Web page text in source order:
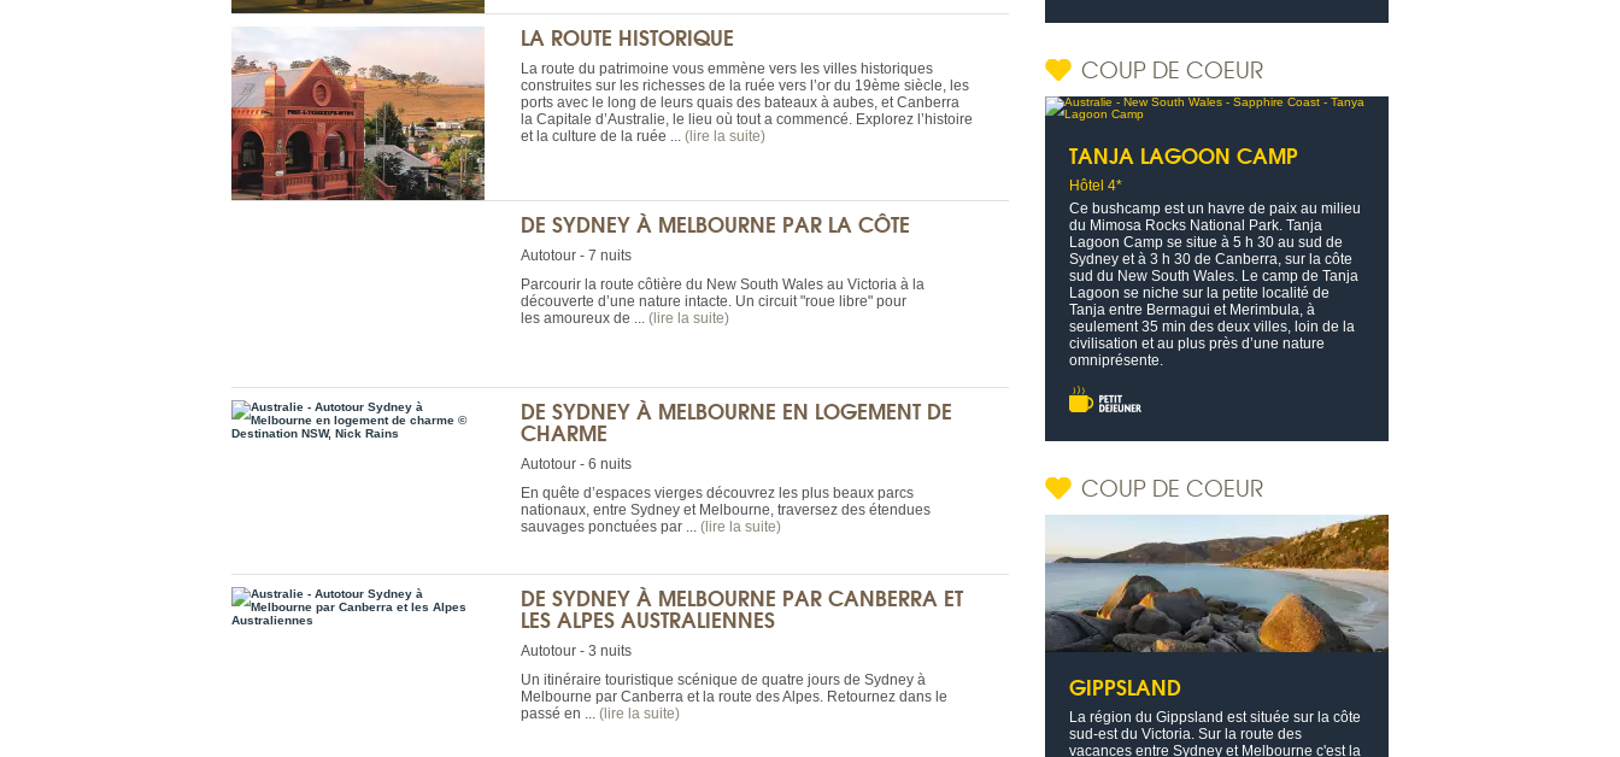
LA ROUTE HISTORIQUE
La route du patrimoine vous emmène vers les villes historiques
construites sur les richesses de la ruée vers l’or du 19ème siècle, les
ports avec le long de leurs quais des bateaux à aubes, et Canberra
la Capitale d’Australie, le lieu où tout a commencé. Explorez l’histoire
et la culture de la ruée ... (lire la suite)
DE SYDNEY À MELBOURNE PAR LA CÔTE
Autotour - 7 nuits
Parcourir la route côtière du New South Wales au Victoria à la
découverte d’une nature intacte. Un circuit "roue libre" pour
les amoureux de ... (lire la suite)
DE SYDNEY À MELBOURNE EN LOGEMENT DE
CHARME
Autotour - 6 nuits
En quête d’espaces vierges découvrez les plus beaux parcs
nationaux, entre Sydney et Melbourne, traversez des étendues
sauvages ponctuées par ... (lire la suite)
DE SYDNEY À MELBOURNE PAR CANBERRA ET
LES ALPES AUSTRALIENNES
Autotour - 3 nuits
Un itinéraire touristique scénique de quatre jours de Sydney à
Melbourne par Canberra et la route des Alpes. Retournez dans le
passé en ... (lire la suite)
COUP DE COEUR
TANJA LAGOON CAMP
Hôtel 4*
Ce bushcamp est un havre de paix au milieu
du Mimosa Rocks National Park. Tanja
Lagoon Camp se situe à 5 h 30 au sud de
Sydney et à 3 h 30 de Canberra, sur la côte
sud du New South Wales. Le camp de Tanja
Lagoon se niche sur la petite localité de
Tanja entre Bermagui et Merimbula, à
seulement 35 min des deux villes, loin de la
civilisation et au plus près d’une nature
omniprésente.
COUP DE COEUR
GIPPSLAND
La région du Gippsland est située sur la côte
sud-est du Victoria. Sur la route des
vacances entre Sydney et Melbourne c'est la